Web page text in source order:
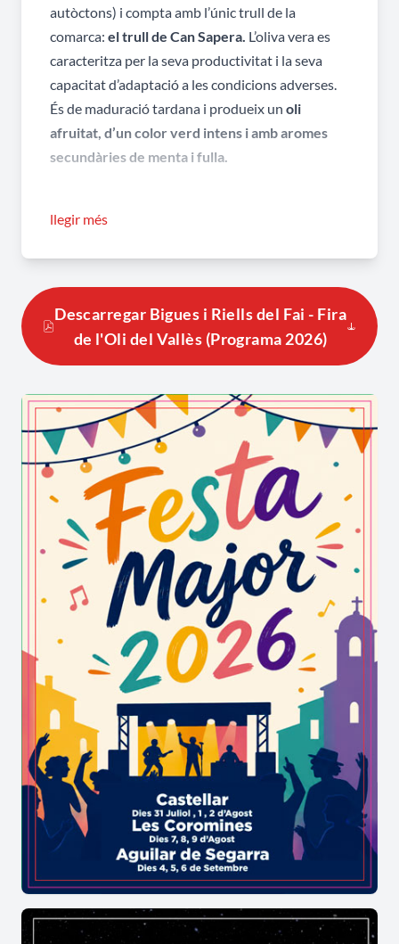
autòctons) i compta amb l’únic trull de la
comarca: eltrull de Can Sapera. L’oliva vera es
caracteritza per la seva productivitat i la seva
capacitat d’adaptació a les condicions adverses.
És de maduració tardana i produeix un oli
afruitat, d’un color verd intens i amb aromes
secundàries de menta i fulla.
producció d’aquesta varietat i degustar-ne l’oli
més emblemàtica del municipi i configura una
cita indispensable a la comarca per la seva tasca
vera, que complementa la promoció del consum
d’oli d’aquesta varietat que la comissió de la fira
en fa al llarg tot l’any.
La Fira de l’oli vera i el pa artesà
l’organitza
l’Ajuntament i el Consell Comarcal del Vallès
Oriental, i compta amb el suport de La comissió
d’Slow Food Vallès (l’associació internacional que
vetlla pels productes de quilòmetre zero), la
Xarxa de Productes de la Terra i la Diputació de
Barcelona.
A la Fira es pot presenciar la mòlta de les olives i
visitar el trull, així com també tastar l’oli
juntament amb el pa artesà elaborat al nostre
municipi i al seu entorn. A més a més, la sisena
edició (2018) del certamen va deixar clara la
voluntat innovadora de l’organització, que va
erigir amb èxit el primerconcurs d’allioli de
Bigues i Riells del Fai,amb la voluntat que veïns i
visitants preparin la salsa amb oli vera.
llegir més
Descarregar Bigues i Riells del Fai - Fira
de l'Oli del Vallès (Programa 2026)